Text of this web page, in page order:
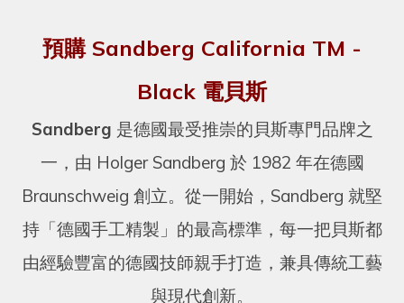
預購 Sandberg California TM -
Black 電貝斯
Sandberg 是德國最受推崇的貝斯專門品牌之
一，由 Holger Sandberg 於 1982 年在德國
Braunschweig 創立。從一開始，Sandberg 就堅
持「德國手工精製」的最高標準，每一把貝斯都
由經驗豐富的德國技師親手打造，兼具傳統工藝
與現代創新。